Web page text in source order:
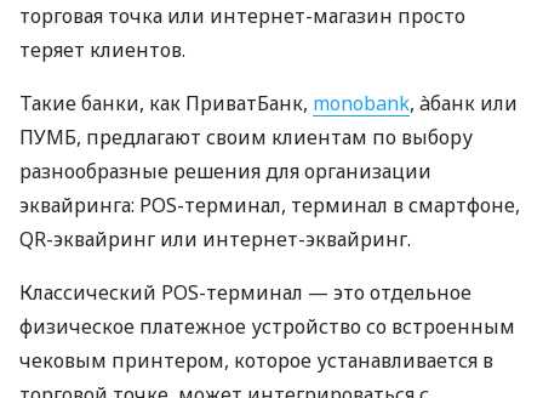
торговая точка или интернет-магазин просто
теряет клиентов.
Такие банки, как ПриватБанк, monobank, àбанк или
ПУМБ, предлагают своим клиентам по выбору
разнообразные решения для организации
эквайринга: POS-терминал, терминал в смартфоне,
QR-эквайринг или интернет-эквайринг.
Классический POS-терминал — это отдельное
физическое платежное устройство со встроенным
чековым принтером, которое устанавливается в